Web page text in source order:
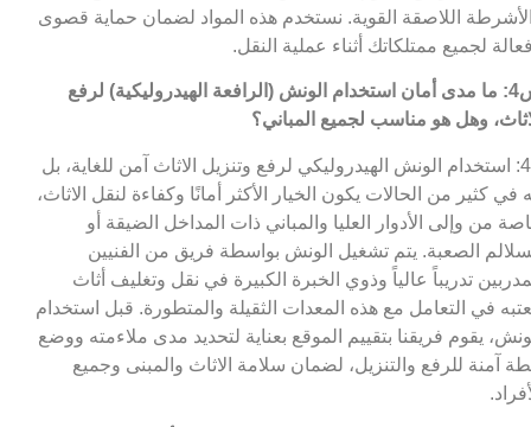
اللاصقة القوية. نستخدم هذه المواد لضمان حماية قصوى
لجميع ممتلكاتك أثناء عملية النقل.
س4: ما مدى أمان استخدام الونش (الرافعة الهيدروليكية) لرفع
وهل هو مناسب لجميع المباني؟
ج4: استخدام الونش الهيدروليكي لرفع وتنزيل الاثاث آمن للغاية، بل
في كثير من الحالات يكون الخيار الأكثر أمانًا وكفاءة لنقل الاثاث،
من وإلى الأدوار العليا والمباني ذات المداخل الضيقة أو
الصعبة. يتم تشغيل الونش بواسطة فريق من الفنيين
تدريباً عالياً وذوي الخبرة الكبيرة في نقل وتغليف أثاث
في التعامل مع هذه المعدات الثقيلة والمتطورة. قبل استخدام
يقوم فريقنا بتقييم الموقع بعناية لتحديد مدى ملاءمته ووضع
آمنة للرفع والتنزيل، لضمان سلامة الاثاث والمبنى وجميع